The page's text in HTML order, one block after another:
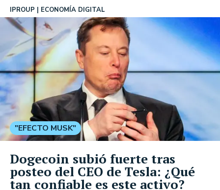
IPROUP ECONOMÍA DIGITAL
"EFECTO MUSK"
Dogecoin subió fuerte tras
posteo del CEO de Tesla: ¿Qué
tan confiable es este activo?